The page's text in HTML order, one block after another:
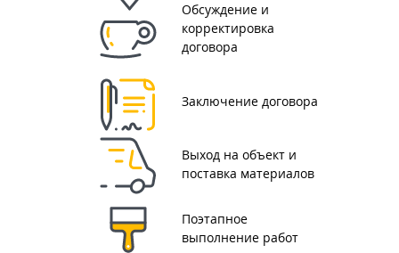
Обсуждение и
корректировка
договора
Заключение договора
Выход на объект и
поставка материалов
Поэтапное
выполнение работ